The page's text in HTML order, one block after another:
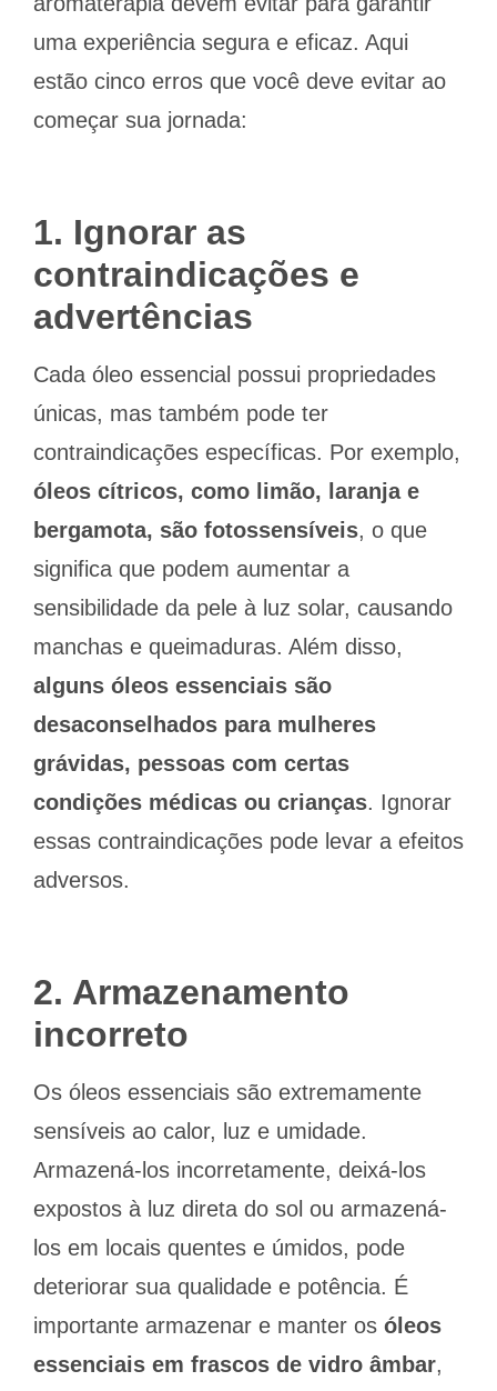
uma experiência segura e eficaz. Aqui
estão cinco erros que você deve evitar ao
começar sua jornada:
1. Ignorar as
contraindicações e
advertências
Cada óleo essencial possui propriedades
únicas, mas também pode ter
contraindicações específicas. Por exemplo,
óleos cítricos, como limão, laranja e
bergamota, são fotossensíveis, o que
significa que podem aumentar a
sensibilidade da pele à luz solar, causando
manchas e queimaduras. Além disso,
alguns óleos essenciais são
desaconselhados para mulheres
grávidas, pessoas com certas
condições médicas ou crianças. Ignorar
essas contraindicações pode levar a efeitos
adversos.
2. Armazenamento
incorreto
Os óleos essenciais são extremamente
sensíveis ao calor, luz e umidade.
Armazená-los incorretamente, deixá-los
expostos à luz direta do sol ou armazená-
los em locais quentes e úmidos, pode
deteriorar sua qualidade e potência. É
importante armazenar e manter os óleos
essenciais em frascos de vidro âmbar,